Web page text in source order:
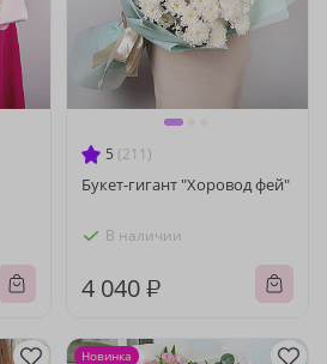
5 (211)
Букет-гигант "Хоровод фей"
В наличии
4 040 ₽
Новинка